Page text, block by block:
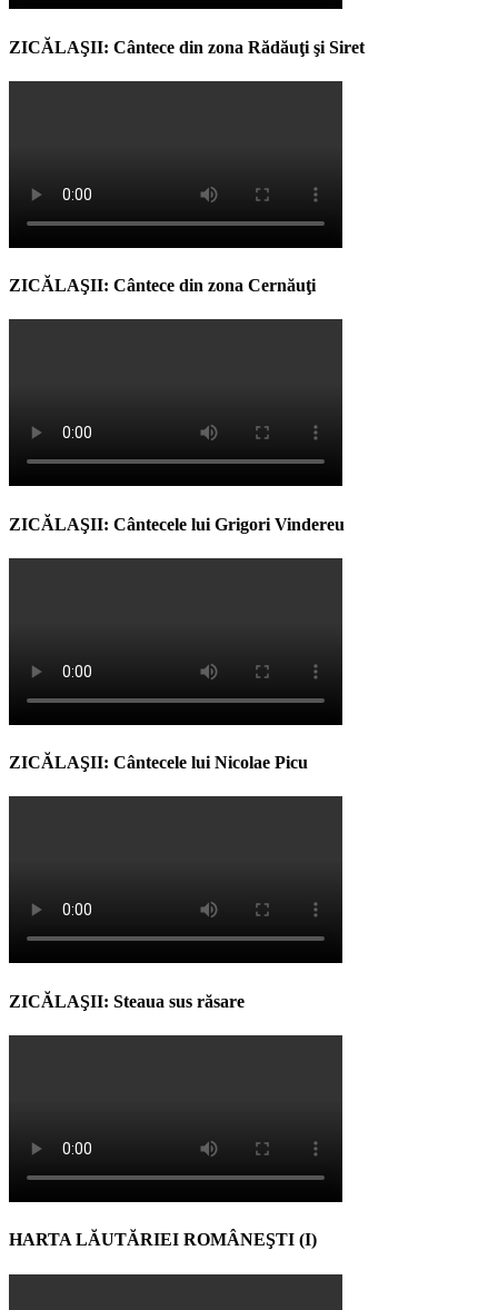
ZICĂLAŞII: Cântece din zona Rădăuţi şi Siret
ZICĂLAŞII: Cântece din zona Cernăuţi
ZICĂLAŞII: Cântecele lui Grigori Vindereu
ZICĂLAŞII: Cântecele lui Nicolae Picu
ZICĂLAŞII: Steaua sus răsare
HARTA LĂUTĂRIEI ROMÂNEŞTI (I)